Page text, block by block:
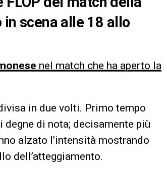
scena alle 18 allo
nel match che ha aperto la
in due volti. Primo tempo
di nota; decisamente più
alzato l’intensità mostrando
dell’atteggiamento.